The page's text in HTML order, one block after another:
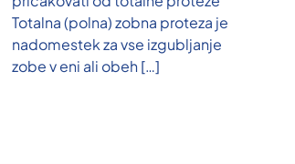
Totalna (polna) zobna proteza je
nadomestek za vse izgubljanje
zobe v eni ali obeh[…]